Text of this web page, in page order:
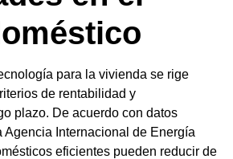
para la vivienda se rige
de rentabilidad y
plazo. De acuerdo con datos
Agencia Internacional de Energía
eficientes pueden reducir de